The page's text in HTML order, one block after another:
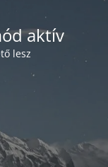
aktív
lesz